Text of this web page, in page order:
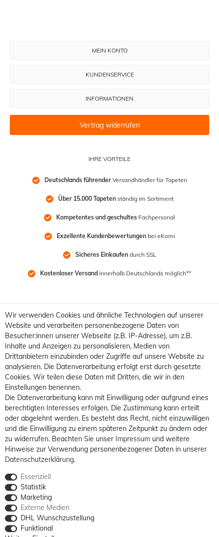
IHRE VORTEILE
Deutschlands führender Versandhändler für Tapeten
Über 15.000 Tapeten ständig im Sortiment
Kompetentes und geschultes Fachpersonal
Exzellente Kundenbewertungen bei eKomi
Sicheres Einkaufen durch SSL
Kostenloser Versand innerhalb Deutschlands möglich**
MEIN KONTO
KUNDENSERVICE
INFORMATIONEN
Vertrag widerrufen
Wir verwenden Cookies und ähnliche Technologien auf unserer
Website und verarbeiten personenbezogene Daten von
Besucher:innen unserer Webseite (z.B. IP-Adresse), um z.B.
Inhalte und Anzeigen zu personalisieren, Medien von
Drittanbietern einzubinden oder Zugriffe auf unsere Website zu
analysieren. Die Datenverarbeitung erfolgt erst durch gesetzte
Cookies. Wir teilen diese Daten mit Dritten, die wir in den
Einstellungen benennen.
Die Datenverarbeitung kann mit Einwilligung oder aufgrund eines
berechtigten Interesses erfolgen. Die Zustimmung kann erteilt
oder abgelehnt werden. Es besteht das Recht, nicht einzuwilligen
und die Einwilligung zu einem späteren Zeitpunkt zu ändern oder
zu widerrufen. Beachten Sie unser Impressum und weitere
Hinweise zur Verwendung personenbezogener Daten in unserer
Daten­schutz­erklärung.
Essenziell
Statistik
Marketing
Externe Medien
DHL Wunschzustellung
Funktional